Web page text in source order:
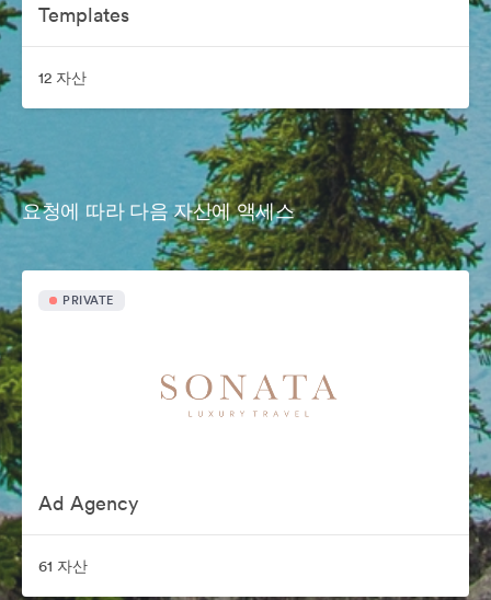
Templates
12 자산
요청에 따라 다음 자산에 액세스
PRIVATE
Ad Agency
61 자산